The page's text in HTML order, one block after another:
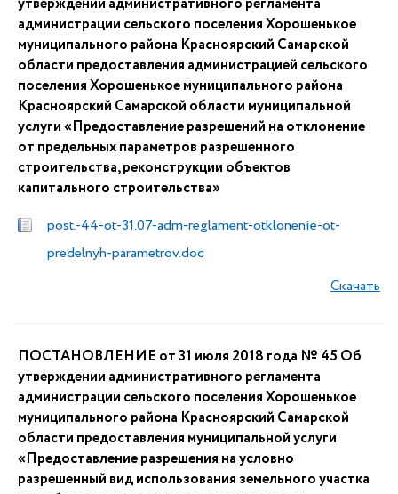
администрации сельского поселения Хорошенькое
муниципального района Красноярский Самарской
области предоставления администрацией сельского
поселения Хорошенькое муниципального района
Красноярский Самарской области муниципальной
услуги «Предоставление разрешений на отклонение
от предельных параметров разрешенного
строительства, реконструкции объектов
капитального строительства»
post.-44-ot-31.07-adm-reglament-otklonenie-ot-
predelnyh-parametrov.doc
Скачать
ПОСТАНОВЛЕНИЕ от 31 июля 2018 года № 45 Об
утверждении административного регламента
администрации сельского поселения Хорошенькое
муниципального района Красноярский Самарской
области предоставления муниципальной услуги
«Предоставление разрешения на условно
разрешенный вид использования земельного участка